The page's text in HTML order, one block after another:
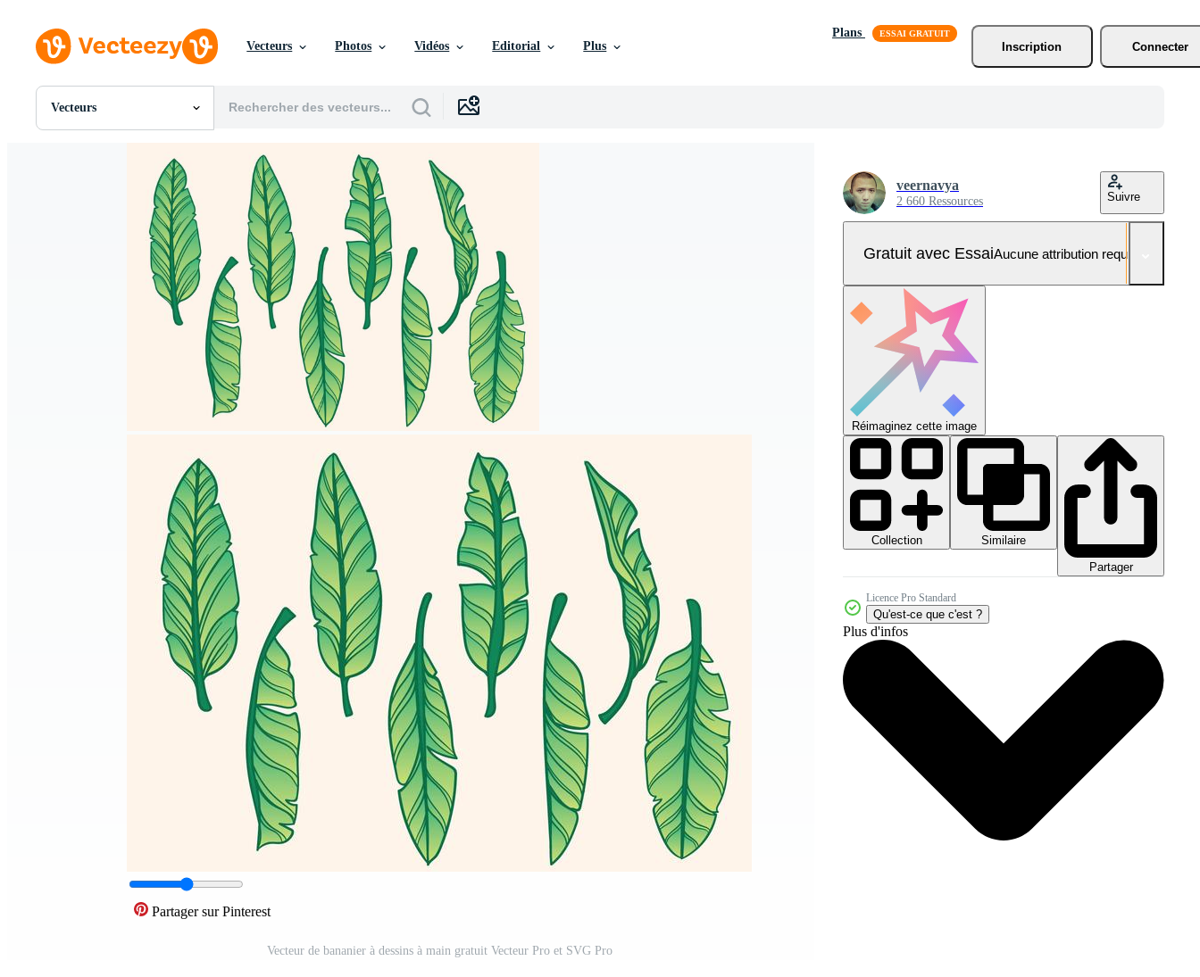
Vecteurs Photos Vidéos Editorial Plus
Plans
Inscription
Connecter
Vecteurs
Toutes Images
Motion graphics
Images Éditoriales
Événements Éditoriaux
Partager sur Pinterest
Vecteur de bananier à dessins à main gratuit Vecteur Pro et SVG Pro
veernavya
2 660 Ressources Suivre
Gratuit avec EssaiAucune attribution requise
Réimaginez cette image
Collection
Similaire
Partager
Licence Pro Standard
Qu'est-ce que c'est ?
Plus d'infos